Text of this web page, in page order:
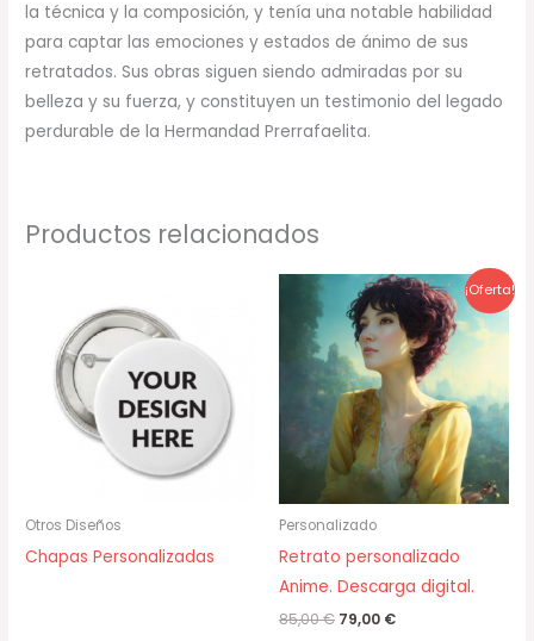
la técnica y la composición, y tenía una notable habilidad
para captar las emociones y estados de ánimo de sus
retratados. Sus obras siguen siendo admiradas por su
belleza y su fuerza, y constituyen un testimonio del legado
perdurable de la Hermandad Prerrafaelita.
Productos relacionados
Otros Diseños
Chapas Personalizadas
¡Oferta!
Personalizado
Retrato personalizado
Anime. Descarga digital.
85,00€
precio
original
era:
85,00 €.
79,00 €
El
precio
actual
es:
79,00 €.